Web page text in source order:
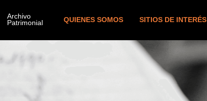
QUIENES SOMOS SITIOS DE INTERÉS